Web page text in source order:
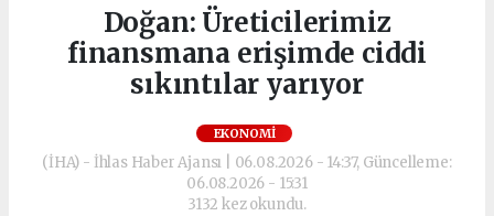
Doğan: Üreticilerimiz
finansmana erişimde ciddi
sıkıntılar yarıyor
EKONOMI
(İHA) - İhlas Haber Ajansı | 06.08.2026 - 14:37, Güncelleme:
06.08.2026 - 15:31
3132 kez okundu.